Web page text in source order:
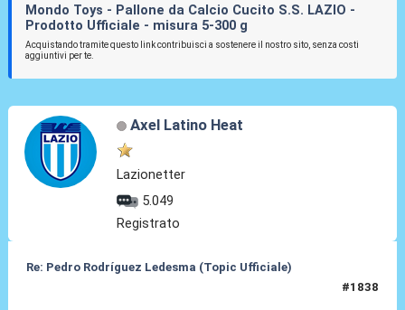
Mondo Toys - Pallone da Calcio Cucito S.S. LAZIO -
Prodotto Ufficiale - misura 5-300 g
Acquistando tramite questo link contribuisci a sostenere il nostro sito, senza costi
aggiuntivi per te.
Axel Latino Heat
Lazionetter
5.049
Registrato
Re: Pedro Rodríguez Ledesma (Topic Ufficiale)
#1838